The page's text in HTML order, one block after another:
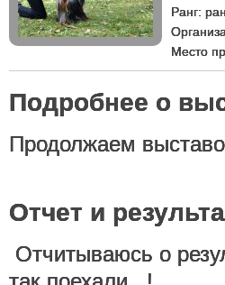
Ранг:
Место
Подробнее о
Продолжаем
Отчет и
Отчитываюсь о